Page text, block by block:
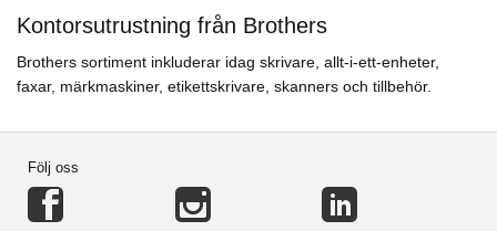
Kontorsutrustning från Brothers
Brothers sortiment inkluderar idag skrivare, allt-i-ett-enheter,
faxar, märkmaskiner, etikettskrivare, skanners och tillbehör.
Följ oss